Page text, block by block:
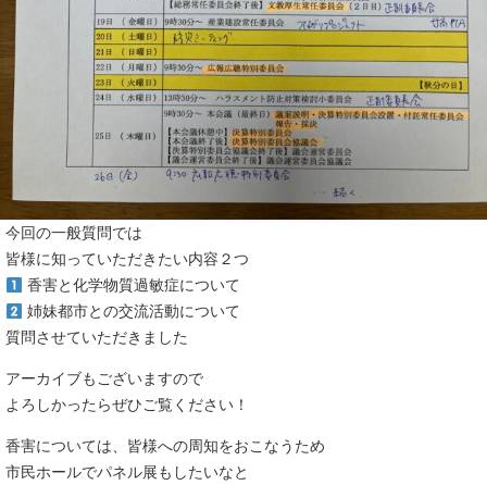
今回の一般質問では
皆様に知っていただきたい内容２つ
香害と化学物質過敏症について
姉妹都市との交流活動について
質問させていただきました
アーカイブもございますので
よろしかったらぜひご覧ください！
香害については、皆様への周知をおこなうため
市民ホールでパネル展もしたいなと